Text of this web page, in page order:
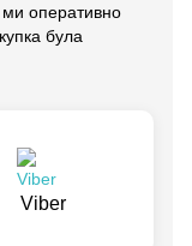
оперативно
була
Viber